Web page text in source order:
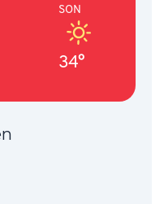
SON
34°